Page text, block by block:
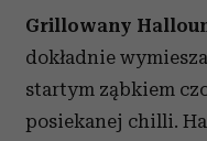
Grillowany
dokładnie
startym ząbkiem
posiekanej chilli.